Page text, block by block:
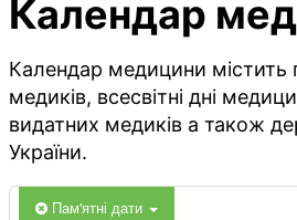
Календар
Календар медицини містить
медиків, всесвітні дні
видатних медиків а також
України.
Пам'ятні дати